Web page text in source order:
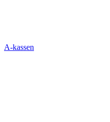
A-kassen